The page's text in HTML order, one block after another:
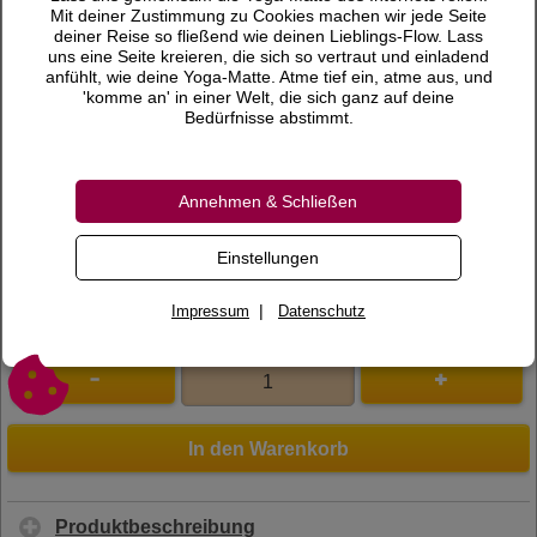
Preis 19,80 €
inkl. 7 % MwSt.
Versandkosten
Bewertungen
0 Bewertungen
Bewertung schreiben
190004
In den Warenkorb
Produktbeschreibung
Mit deiner Zustimmung zu Cookies machen wir jede Seite
deiner Reise so fließend wie deinen Lieblings-Flow. Lass
uns eine Seite kreieren, die sich so vertraut und einladend
anfühlt, wie deine Yoga-Matte. Atme tief ein, atme aus, und
'komme an' in einer Welt, die sich ganz auf deine
Bedürfnisse abstimmt.
Annehmen & Schließen
Einstellungen
Impressum | Datenschutz